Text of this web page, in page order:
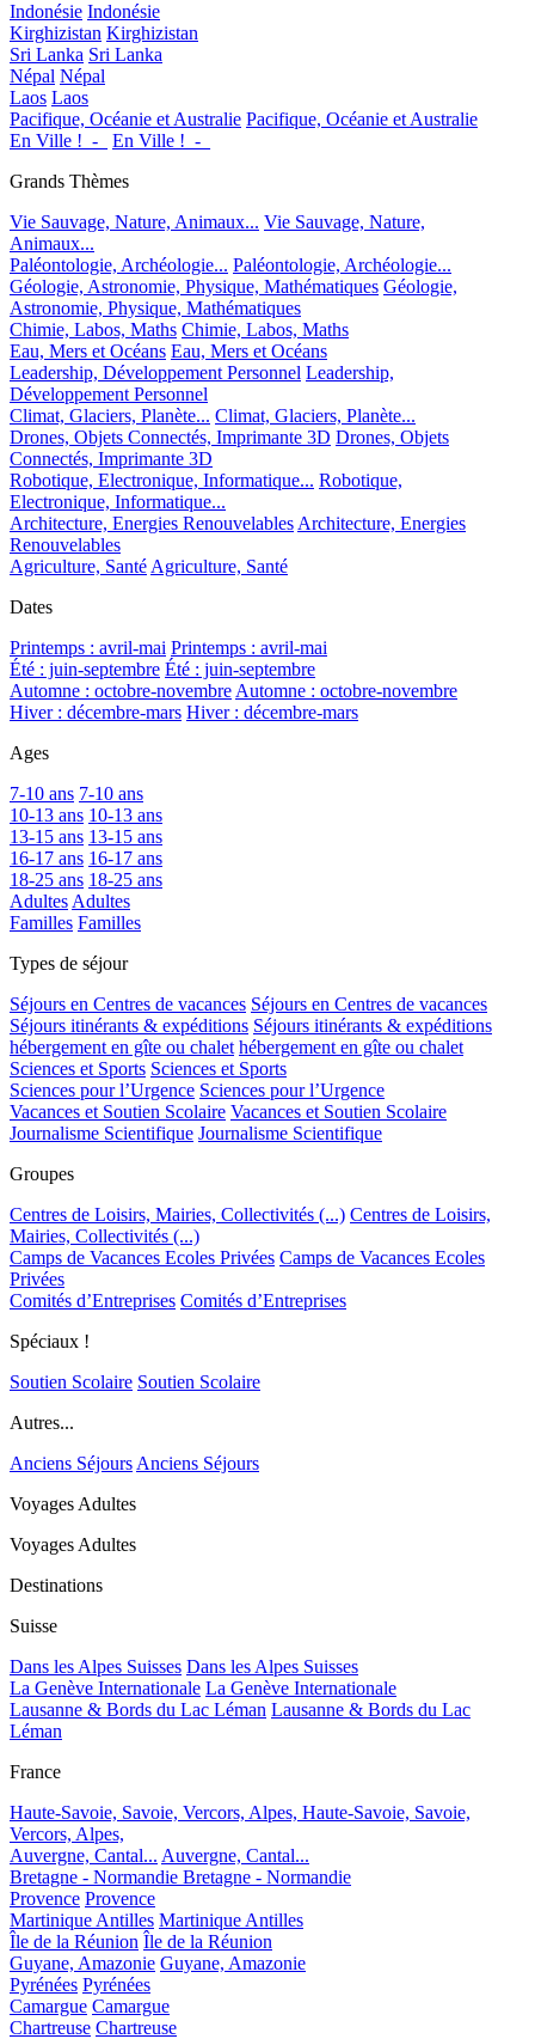
Indonésie Indonésie
Kirghizistan Kirghizistan
Sri Lanka Sri Lanka
Népal Népal
Laos Laos
Pacifique, Océanie et Australie Pacifique, Océanie et Australie
En Ville !_-_
En Ville !_-_
Grands Thèmes
Vie Sauvage, Nature, Animaux... Vie Sauvage, Nature,
Animaux...
Paléontologie, Archéologie... Paléontologie, Archéologie...
Géologie, Astronomie, Physique, Mathématiques Géologie,
Astronomie, Physique, Mathématiques
Chimie, Labos, Maths Chimie, Labos, Maths
Eau, Mers et Océans Eau, Mers et Océans
Leadership, Développement Personnel Leadership,
Développement Personnel
Climat, Glaciers, Planète... Climat, Glaciers, Planète...
Drones, Objets Connectés, Imprimante 3D Drones, Objets
Connectés, Imprimante 3D
Robotique, Electronique, Informatique... Robotique,
Electronique, Informatique...
Architecture, Energies RenouvelablesArchitecture, Energies
Renouvelables
Agriculture, SantéAgriculture, Santé
Dates
Printemps : avril-mai Printemps : avril-mai
Été : juin-septembre Été : juin-septembre
Automne : octobre-novembreAutomne : octobre-novembre
Hiver : décembre-mars Hiver : décembre-mars
Ages
7-10 ans 7-10 ans
10-13 ans 10-13 ans
13-15 ans 13-15 ans
16-17 ans 16-17 ans
18-25 ans 18-25 ans
AdultesAdultes
Familles Familles
Types de séjour
Séjours en Centres de vacances Séjours en Centres de vacances
Séjours itinérants & expéditions Séjours itinérants & expéditions
hébergement en gîte ou chalet hébergement en gîte ou chalet
Sciences et Sports Sciences et Sports
Sciences pour l’Urgence Sciences pour l’Urgence
Vacances et Soutien Scolaire Vacances et Soutien Scolaire
Journalisme Scientifique Journalisme Scientifique
Groupes
Centres de Loisirs, Mairies, Collectivités (...) Centres de Loisirs,
Mairies, Collectivités (...)
Camps de Vacances Ecoles Privées Camps de Vacances Ecoles
Privées
Comités d’Entreprises Comités d’Entreprises
Spéciaux !
Soutien Scolaire Soutien Scolaire
Autres...
Anciens SéjoursAnciens Séjours
Voyages Adultes
Voyages Adultes
Destinations
Suisse
Dans les Alpes Suisses Dans les Alpes Suisses
La Genève Internationale La Genève Internationale
Lausanne & Bords du Lac Léman Lausanne & Bords du Lac
Léman
France
Haute-Savoie, Savoie, Vercors, Alpes, Haute-Savoie, Savoie,
Vercors, Alpes,
Auvergne, Cantal... Auvergne, Cantal...
Bretagne - Normandie Bretagne - Normandie
Provence Provence
Martinique Antilles Martinique Antilles
Île de la Réunion Île de la Réunion
Guyane, Amazonie Guyane, Amazonie
Pyrénées Pyrénées
Camargue Camargue
Chartreuse Chartreuse